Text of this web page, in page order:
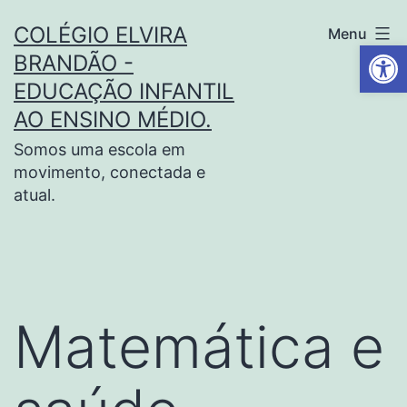
Barra de
COLÉGIO ELVIRA
BRANDÃO -
EDUCAÇÃO INFANTIL
AO ENSINO MÉDIO.
Somos uma escola em
movimento, conectada e
atual.
Menu
Matemática e